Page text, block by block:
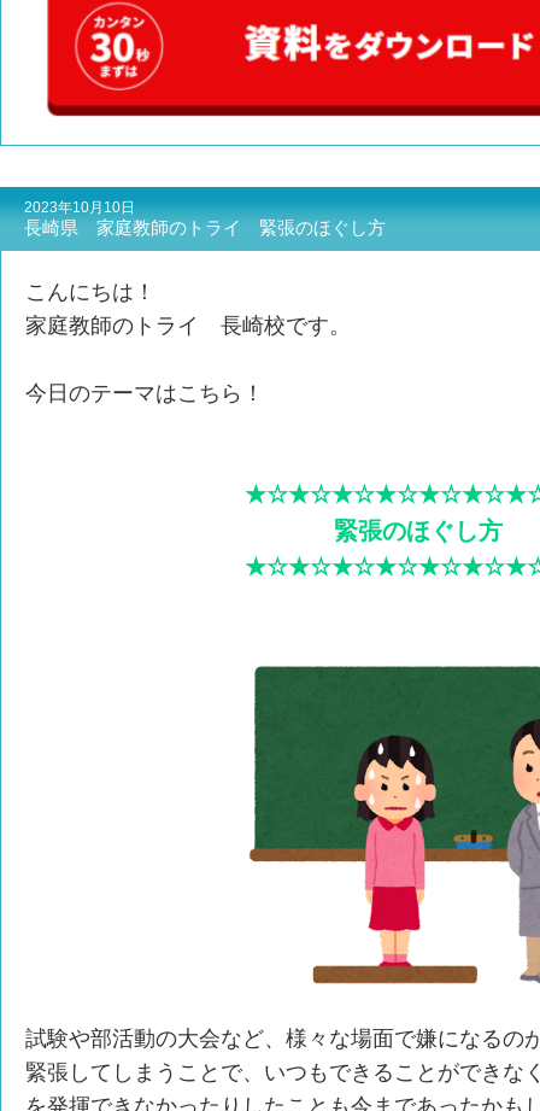
2023年10月10日
長崎県 家庭教師のトライ 緊張のほぐし方
こんにちは！
家庭教師のトライ 長崎校です。
今日のテーマはこちら！
緊張のほぐし方
試験や部活動の大会など、様々な場面で嫌になるの
緊張してしまうことで、いつもできることができな
を発揮できなかったりしたことも今まであったかも